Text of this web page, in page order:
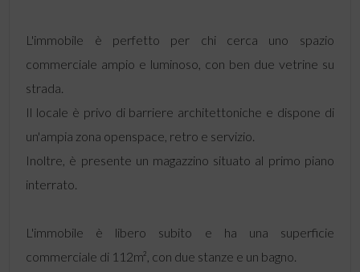
L'immobile è perfetto per chi cerca uno spazio
commerciale ampio e luminoso, con ben due vetrine su
strada.
Il locale è privo di barriere architettoniche e dispone di
un'ampia zona openspace, retro e servizio.
Inoltre, è presente un magazzino situato al primo piano
interrato.
L'immobile è libero subito e ha una superficie
commerciale di 112m², con due stanze e un bagno.